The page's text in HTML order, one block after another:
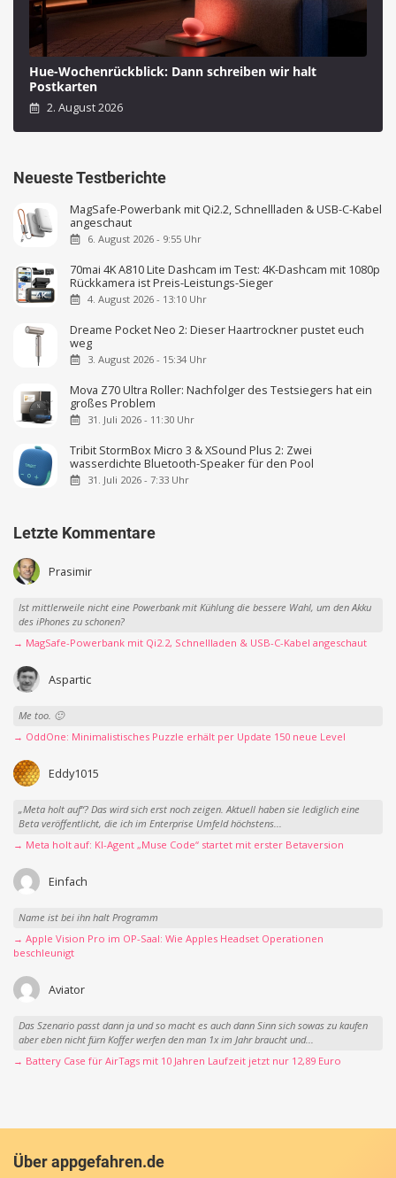
Hue-Wochenrückblick: Dann schreiben wir halt
Postkarten
2. August 2026
Neueste Testberichte
MagSafe-Powerbank mit Qi2.2, Schnellladen & USB-C-Kabel
angeschaut
6. August 2026 - 9:55 Uhr
70mai 4K A810 Lite Dashcam im Test: 4K-Dashcam mit 1080p
Rückkamera ist Preis-Leistungs-Sieger
4. August 2026 - 13:10 Uhr
Dreame Pocket Neo 2: Dieser Haartrockner pustet euch
weg
3. August 2026 - 15:34 Uhr
Mova Z70 Ultra Roller: Nachfolger des Testsiegers hat ein
großes Problem
31. Juli 2026 - 11:30 Uhr
Tribit StormBox Micro 3 & XSound Plus 2: Zwei
wasserdichte Bluetooth-Speaker für den Pool
31. Juli 2026 - 7:33 Uhr
Letzte Kommentare
Prasimir
Ist mittlerweile nicht eine Powerbank mit Kühlung die bessere Wahl, um den Akku
des iPhones zu schonen?
→ MagSafe-Powerbank mit Qi2.2, Schnellladen & USB-C-Kabel angeschaut
Aspartic
Me too. 🙂
→ OddOne: Minimalistisches Puzzle erhält per Update 150 neue Level
Eddy1015
„Meta holt auf“? Das wird sich erst noch zeigen. Aktuell haben sie lediglich eine
Beta veröffentlicht, die ich im Enterprise Umfeld höchstens...
→ Meta holt auf: KI-Agent „Muse Code“ startet mit erster Betaversion
Einfach
Name ist bei ihn halt Programm
→ Apple Vision Pro im OP-Saal: Wie Apples Headset Operationen
beschleunigt
Aviator
Das Szenario passt dann ja und so macht es auch dann Sinn sich sowas zu kaufen
aber eben nicht fürn Koffer werfen den man 1x im Jahr braucht und...
→ Battery Case für AirTags mit 10 Jahren Laufzeit jetzt nur 12,89 Euro
Über appgefahren.de